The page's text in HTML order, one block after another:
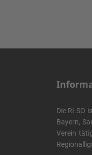
Die RLSO
Bayern,
Verein